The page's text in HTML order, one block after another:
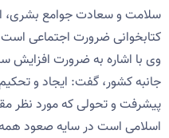
سلامت و سعادت جوامع بشری،
کتابخوانی ضرورت اجتماعی
وی با اشاره به ضرورت افزایش
جانبه کشور، گفت: ایجاد و
پیشرفت و تحولی که مورد نظر
اسلامی است در سایه صعود همه